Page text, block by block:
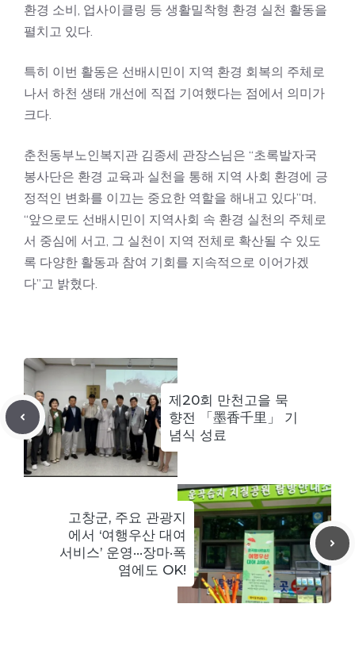
환경 소비, 업사이클링 등 생활밀착형 환경 실천 활동을
펼치고 있다.
특히 이번 활동은 선배시민이 지역 환경 회복의 주체로
나서 하천 생태 개선에 직접 기여했다는 점에서 의미가
크다.
춘천동부노인복지관 김종세 관장스님은 “초록발자국
봉사단은 환경 교육과 실천을 통해 지역 사회 환경에 긍
정적인 변화를 이끄는 중요한 역할을 해내고 있다”며,
“앞으로도 선배시민이 지역사회 속 환경 실천의 주체로
서 중심에 서고, 그 실천이 지역 전체로 확산될 수 있도
록 다양한 활동과 참여 기회를 지속적으로 이어가겠
다”고 밝혔다.
제20회 만천고을 묵
향전 「墨香千里」 기
념식 성료
고창군, 주요 관광지
에서 ‘여행우산 대여
서비스’ 운영···장마·폭
염에도 OK!